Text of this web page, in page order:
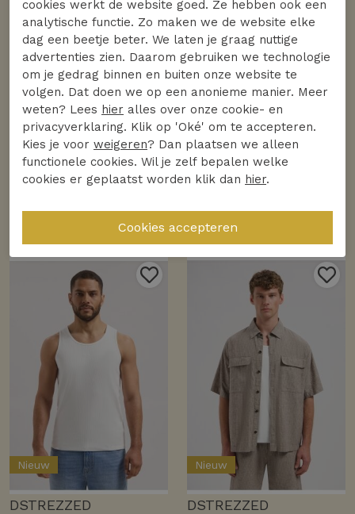
Nieuw
DSTREZZED
Nieuw
DSTREZZED
cookies werkt de website goed. Ze hebben ook een
analytische functie. Zo maken we de website elke
dag een beetje beter. We laten je graag nuttige
advertenties zien. Daarom gebruiken we technologie
om je gedrag binnen en buiten onze website te
volgen. Dat doen we op een anonieme manier. Meer
weten? Lees hier alles over onze cookie- en
privacyverklaring. Klik op 'Oké' om te accepteren.
Kies je voor weigeren? Dan plaatsen we alleen
functionele cookies. Wil je zelf bepalen welke
cookies er geplaatst worden klik dan hier.